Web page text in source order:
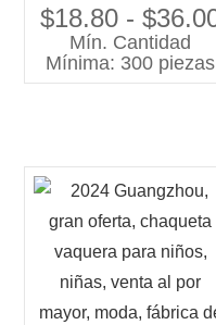
estilo con los niños de
encargo de la gabardina
otoño de la correa
$18.80 -
Mín. Cantidad
Mínima: 300 piezas